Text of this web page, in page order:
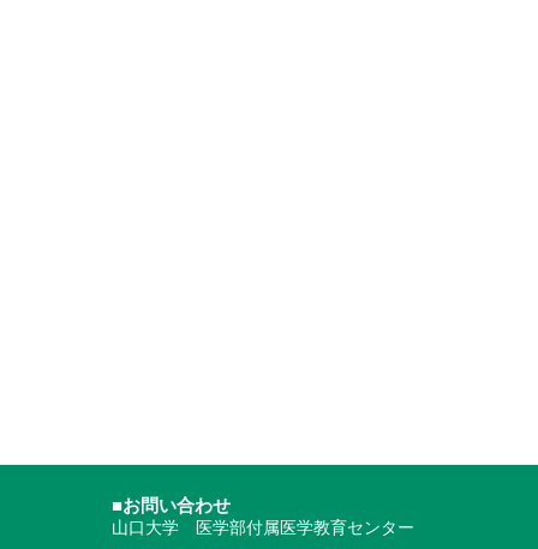
■お問い合わせ
山口大学 医学部付属医学教育センター